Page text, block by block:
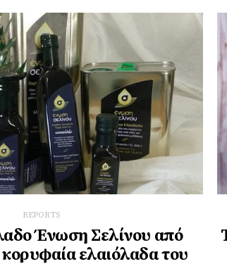
REPORTS
Ένωση Σελίνου από
ελαιόλαδα του